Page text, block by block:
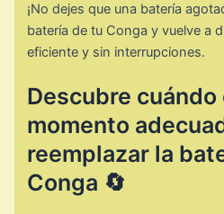
¡No dejes que una batería
batería de tu Conga y vuelve a
eficiente y sin interrupciones.
Descubre cuándo
momento
reemplazar la
Conga 🔄